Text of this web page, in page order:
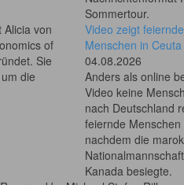
von
of
Sie
die
Sommertour.
Video zeigt
Menschen in Ceuta
04.08.2026
Anders als online
Video keine
nach Deutschland
feiernde
nachdem die
Kanada besiegte.